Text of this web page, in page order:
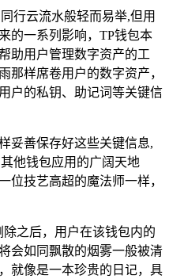
行云流水般轻而易举,但用
的一系列影响，TP钱包本
助用户管理数字资产的工
那样席卷用户的数字资产，
户的私钥、助记词等关键信
妥善保存好这些关键信息,
他钱包应用的广阔天地
位技艺高超的魔法师一样，
之后，用户在该钱包内的
会如同飘散的烟雾一般被清
就像是一本珍贵的日记，具